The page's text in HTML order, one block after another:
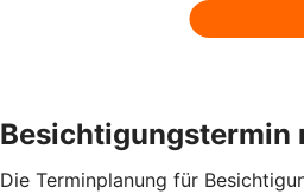
Besichtigungstermin
Die Terminplanung für